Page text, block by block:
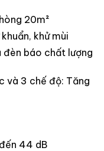
20m²
khử mùi
đèn báo chất lượng
và 3 chế độ: Tăng
44 dB